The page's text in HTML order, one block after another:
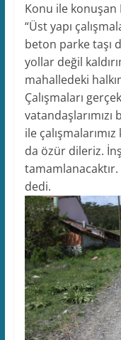
Konu ile konuşan
“Üst yapı
beton parke taşı
yollar değil
mahalledeki
Çalışmaları
ile
da özür dileriz.
tamamlanacaktır.
dedi.